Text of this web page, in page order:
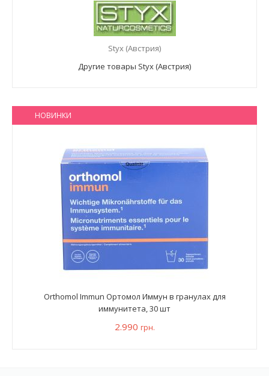
Styx (Австрия)
Другие товары Styx (Австрия)
НОВИНКИ
Orthomol Immun Ортомол Иммун в гранулах для
иммунитета, 30 шт
2.990 грн.